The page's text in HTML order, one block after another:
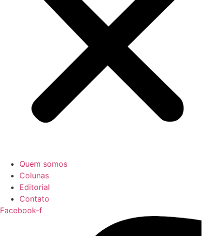
Quem somos
Colunas
Editorial
Contato
Facebook-f